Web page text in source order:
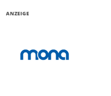
ANZEIGE